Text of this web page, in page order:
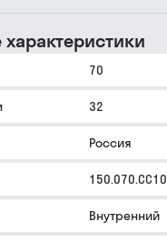
70
32
Россия
150.070.CC10
Внутренний